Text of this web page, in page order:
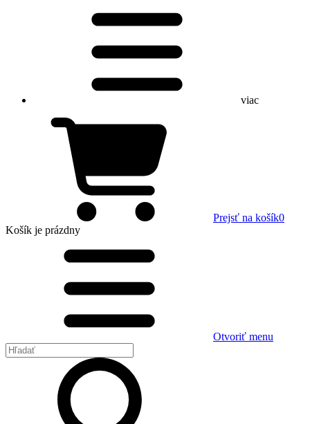
viac
Prejsť na košík0
Košík je prázdny
Otvoriť menu